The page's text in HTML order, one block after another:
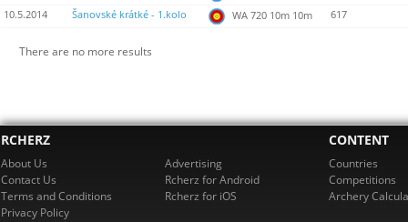
10.5.2014
Šanovské krátké - 1.kolo WA 720 10m 10m 617
There are no more results
RCHERZ
About Us
Contact Us
Terms and Conditions
Privacy Policy
Advertising
Rcherz for Android
Rcherz for iOS
CONTENT
Countries
Competitions
Archery